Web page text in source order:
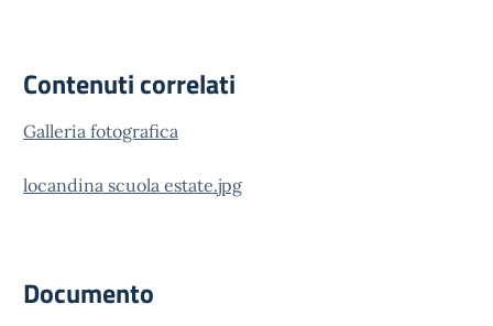
Contenuti correlati
Galleria fotografica
locandina scuola estate.jpg
Documento